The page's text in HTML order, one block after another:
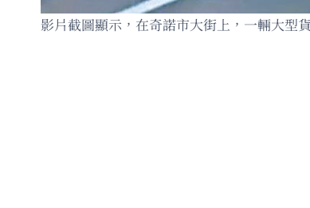
影片截圖顯示，在奇諾市大街上，一輛大型